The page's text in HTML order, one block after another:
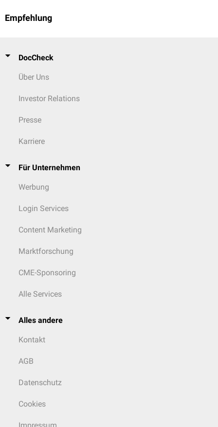
Empfehlung
DocCheck
Über Uns
Investor Relations
Presse
Karriere
Für Unternehmen
Werbung
Login Services
Content Marketing
Marktforschung
CME-Sponsoring
Alle Services
Alles andere
Kontakt
AGB
Datenschutz
Cookies